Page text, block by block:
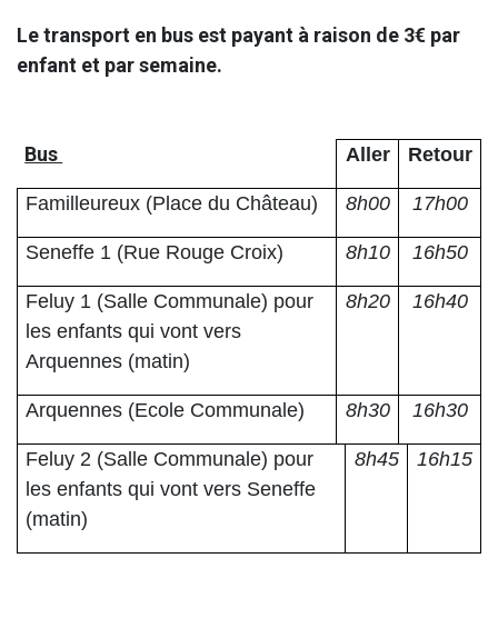
Le transport en bus est payant à raison de 3€ par
enfant et par semaine.
Bus Aller Retour
Familleureux (Place du Château) 8h00 17h00
Seneffe 1 (Rue Rouge Croix) 8h10 16h50
Feluy 1 (Salle Communale) pour
les enfants qui vont vers
Arquennes (matin)
8h20 16h40
Arquennes (Ecole Communale) 8h30 16h30
Feluy 2 (Salle Communale) pour
les enfants qui vont vers Seneffe
(matin)
8h45 16h15